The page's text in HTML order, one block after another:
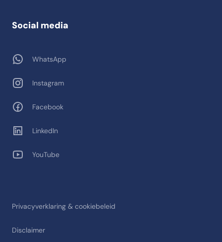
Privacyverklaring & cookiebeleid
Disclaimer
Social media
WhatsApp
Instagram
Facebook
LinkedIn
YouTube